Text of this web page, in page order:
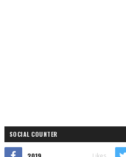
SOCIAL COUNTER